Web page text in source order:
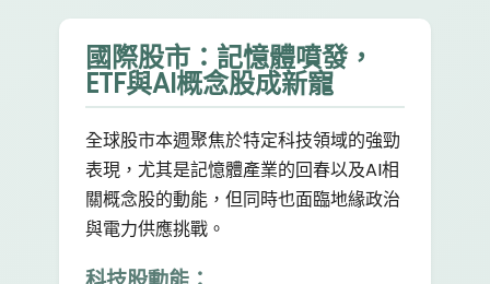
國際股市：記憶體噴發，
ETF與AI概念股成新寵
全球股市本週聚焦於特定科技領域的強勁
表現，尤其是記憶體產業的回春以及AI相
關概念股的動能，但同時也面臨地緣政治
與電力供應挑戰。